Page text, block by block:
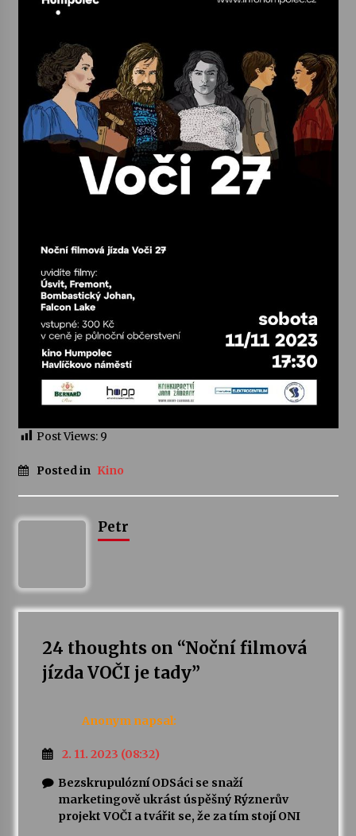
Jenakaši
28. 7. 2026
Votavžatský ploty
23. 7. 2026
Letní koncerty ve Stromovce: Rufus Miller
22. 7. 2026
Vysočinka
Ozvěny prázdnin
14. 7. 2026
Za kulturou kousek za Humpolec. V Želivě ožije
13. 7. 2026
Varhanní recitál Michala Novenka v Klášteře
3. 7. 2026
Petr Adamec – Malovaný svět
Post Views: 9
Posted in Kino
Petr
24 thoughts on “Noční filmová
jízda VOČI je tady”
Anonym napsal:
2. 11. 2023 (08:32)
Bezskrupulózní ODSáci se snaží
marketingově ukrást úspěšný Rýznerův
projekt VOČI a tvářit se, že za tím stojí ONI